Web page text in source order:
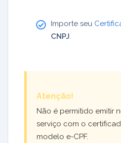
Importe seu
CNPJ.
Atenção!
Não é permitido emitir
serviço com o
modelo e-CPF.